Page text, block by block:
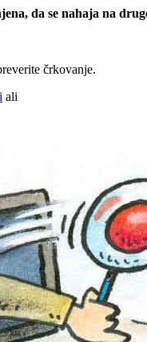
da se nahaja na
črkovanje.
ali